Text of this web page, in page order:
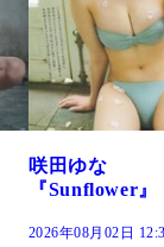
藤水咲桜『花
だまり』
2026年08月02日